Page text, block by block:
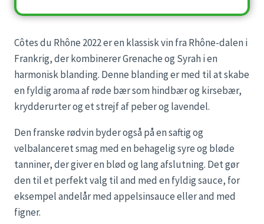
Côtes du Rhône 2022 er en klassisk vin fra Rhône-dalen i
Frankrig, der kombinerer Grenache og Syrah i en
harmonisk blanding. Denne blanding er med til at skabe
en fyldig aroma af røde bær som hindbær og kirsebær,
krydderurter og et strejf af peber og lavendel.
Den franske rødvin byder også på en saftig og
velbalanceret smag med en behagelig syre og bløde
tanniner, der giver en blød og lang afslutning. Det gør
den til et perfekt valg til and med en fyldig sauce, for
eksempel andelår med appelsinsauce eller and med
figner.